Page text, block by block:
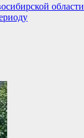
области